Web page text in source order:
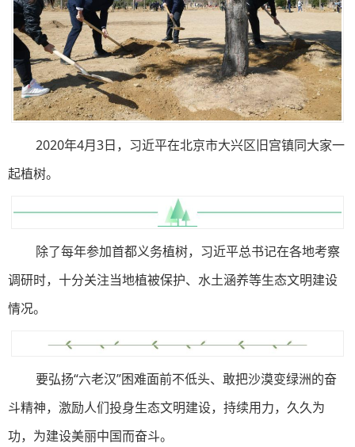
2020年4月3日，习近平在北京市大兴区旧宫镇同大家一
起植树。
除了每年参加首都义务植树，习近平总书记在各地考察
调研时，十分关注当地植被保护、水土涵养等生态文明建设
情况。
要弘扬“六老汉”困难面前不低头、敢把沙漠变绿洲的奋
斗精神，激励人们投身生态文明建设，持续用力，久久为
功，为建设美丽中国而奋斗。